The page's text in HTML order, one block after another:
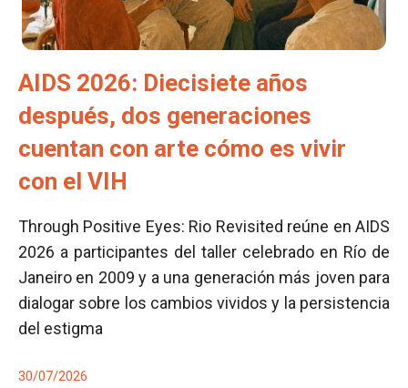
AIDS 2026: Diecisiete años
después, dos generaciones
cuentan con arte cómo es vivir
con el VIH
Through Positive Eyes: Rio Revisited reúne en AIDS
2026 a participantes del taller celebrado en Río de
Janeiro en 2009 y a una generación más joven para
dialogar sobre los cambios vividos y la persistencia
del estigma
30/07/2026